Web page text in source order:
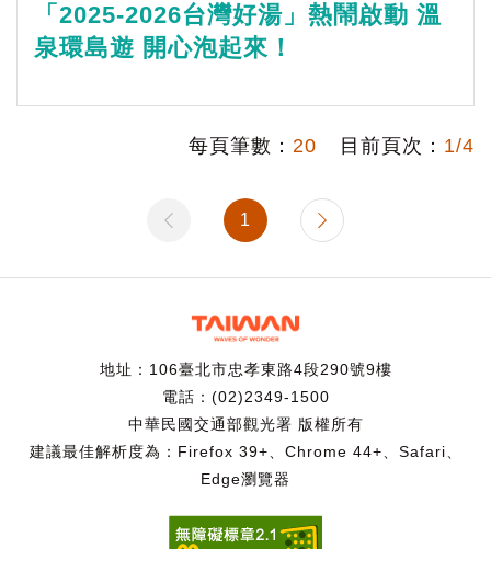
「2025-2026台灣好湯」熱鬧啟動 溫
泉環島遊 開心泡起來！
每頁筆數： 20 目前頁次： 1/4
1
地址：106臺北市忠孝東路4段290號9樓
電話：(02)2349-1500
中華民國交通部觀光署 版權所有
建議最佳解析度為：Firefox 39+、Chrome 44+、Safari、
Edge瀏覽器